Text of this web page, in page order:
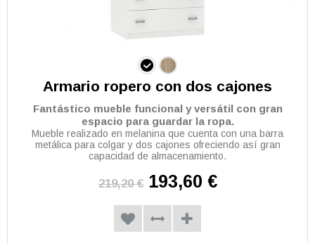
Armario ropero con dos cajones
Fantástico mueble funcional y versátil con gran
espacio para guardar la ropa.
Mueble realizado en melanina que cuenta con una barra
metálica para colgar y dos cajones ofreciendo así gran
capacidad de almacenamiento.
219,20 € 193,60 €